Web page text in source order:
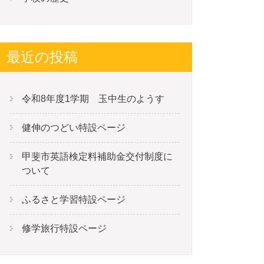
最近の投稿
令和8年度1学期 玉中生のようす
健伸のつどい特設ページ
甲斐市英語検定料補助金交付制度に
ついて
ふるさと学習特設ページ
修学旅行特設ページ